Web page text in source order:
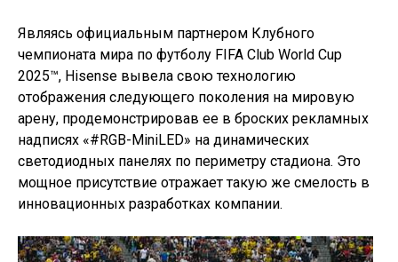
Являясь официальным партнером Клубного
чемпионата мира по футболу FIFA Club World Cup
2025™, Hisense вывела свою технологию
отображения следующего поколения на мировую
арену, продемонстрировав ее в броских рекламных
надписях «#RGB-MiniLED» на динамических
светодиодных панелях по периметру стадиона. Это
мощное присутствие отражает такую же смелость в
инновационных разработках компании.